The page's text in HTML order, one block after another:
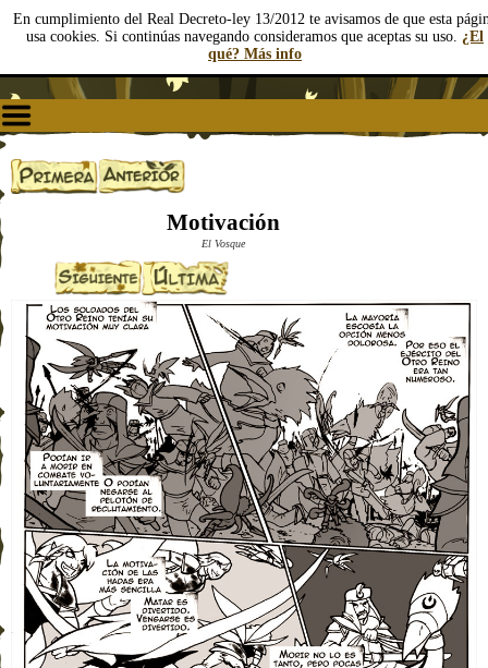
En cumplimiento del Real Decreto-ley 13/2012 te avisamos de que esta
usa cookies. Si continúas navegando consideramos que aceptas su uso. ¿El
qué? Más info
Motivación
El Vosque